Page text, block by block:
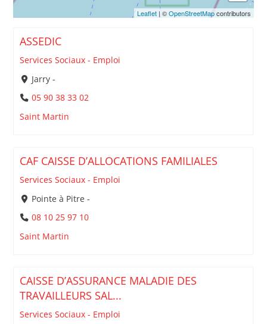
ASSEDIC
Services Sociaux - Emploi
Jarry -
05 90 38 33 02
Saint Martin
CAF CAISSE D’ALLOCATIONS FAMILIALES
Services Sociaux - Emploi
Pointe à Pitre -
08 10 25 97 10
Saint Martin
CAISSE D’ASSURANCE MALADIE DES
TRAVAILLEURS SAL...
Services Sociaux - Emploi
Leaflet| ©OpenStreetMapcontributors